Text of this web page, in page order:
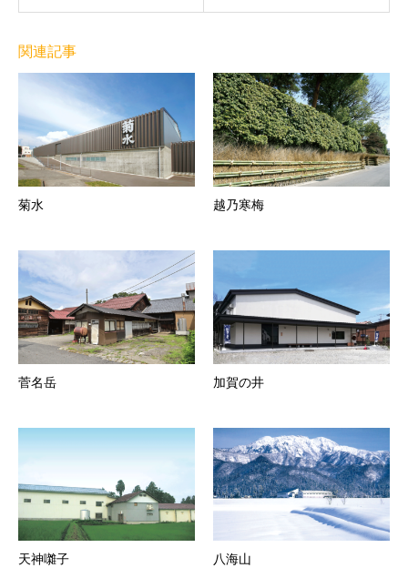
関連記事
菊水 越乃寒梅
菅名岳 加賀の井
天神囃子 八海山